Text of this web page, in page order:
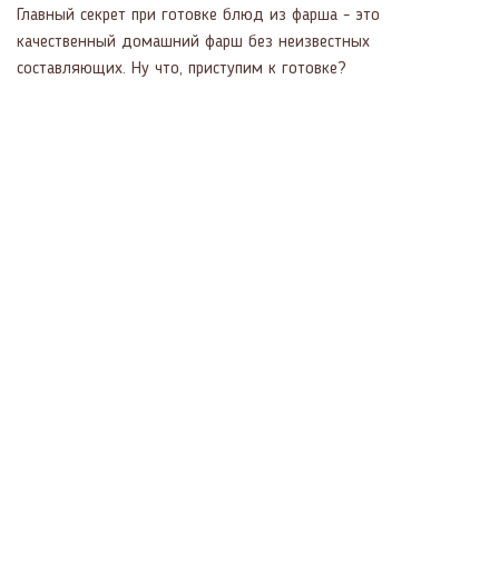
Главный секрет при готовке блюд из фарша - это
качественный домашний фарш без неизвестных
составляющих. Ну что, приступим к готовке?